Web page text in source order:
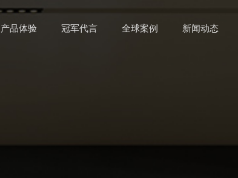
产品体验 冠军代言 全球案例 新闻动态